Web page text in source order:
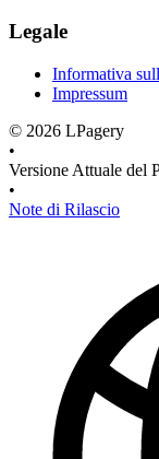
Legale
Informativa
Impressum
© 2026 LPagery
•
Versione Attuale del
•
Note di Rilascio